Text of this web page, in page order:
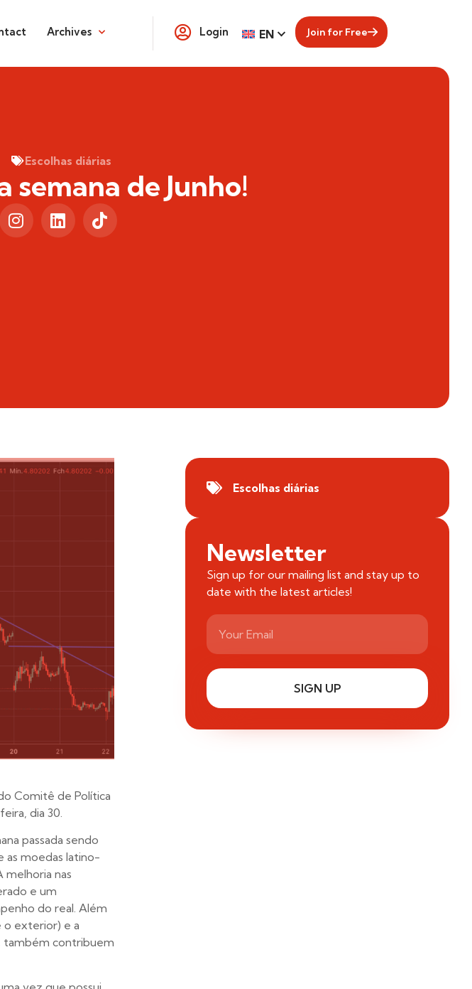
Archives Login EN Join for Free
Escolhas diárias
de Junho!
Comitê de Política
dia 30.
passada sendo
as moedas latino-
melhoria nas
e um
do real. Além
o exterior) e a
também contribuem
Escolhas diárias
Newsletter
Sign up for our mailing list and stay up to
date with the latest articles!
SIGN UP